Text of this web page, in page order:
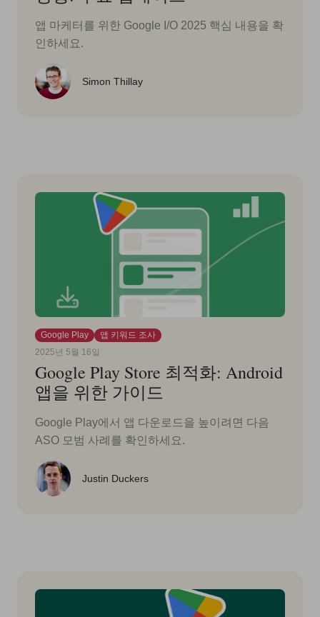
앱 마케터를 위한 Google I/O 2025 핵심 내용을 확
인하세요.
Simon Thillay
Google Play
앱 키워드 조사
2025년 5월 16일
Google Play Store 최적화: Android
앱을 위한 가이드
Google Play에서 앱 다운로드을 높이려면 다음
ASO 모범 사례를 확인하세요.
Justin Duckers